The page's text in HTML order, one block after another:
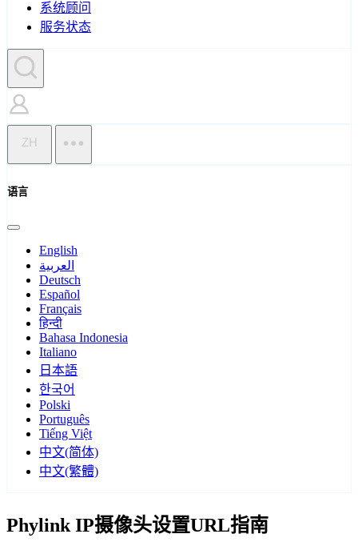
系统顾问
服务状态
ZH
语言
English
العربية
Deutsch
Español
Français
हिन्दी
Bahasa Indonesia
Italiano
日本語
한국어
Polski
Português
Tiếng Việt
中文(简体)
中文(繁體)
Phylink IP摄像头设置URL指南